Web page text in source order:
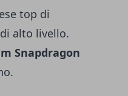
top di
alto livello.
Snapdragon